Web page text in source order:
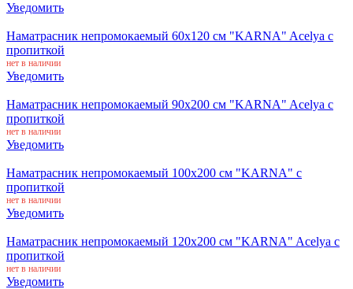
Уведомить
Наматрасник непромокаемый 60x120 см "KARNA" Acelya с
пропиткой
нет в наличии
Уведомить
Наматрасник непромокаемый 90x200 см "KARNA" Acelya с
пропиткой
нет в наличии
Уведомить
Наматрасник непромокаемый 100x200 см "KARNA" с
пропиткой
нет в наличии
Уведомить
Наматрасник непромокаемый 120x200 см "KARNA" Acelya с
пропиткой
нет в наличии
Уведомить